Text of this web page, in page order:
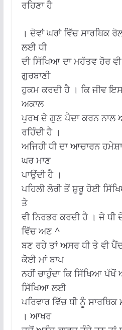
ਰਹਿਣਾ ਹੈ
। ਦੋਵਾਂ ਘਰਾਂ ਵਿੱਚ ਸਾਰਥਿਕ
ਲਈ ਧੀ
ਦੀ ਸਿੱਖਿਆ ਦਾ ਮਹੱਤਵ ਹੋਰ ਵੀ
ਗੁਰਬਾਣੀ
ਹੁਕਮ ਕਰਦੀ ਹੈ । ਕਿ ਜੀਵ
ਅਕਾਲ
ਪੁਰਖ ਦੇ ਗੁਣ ਪੈਦਾ ਕਰਨ ਨਾਲ
ਰਹਿੰਦੀ ਹੈ ।
ਅਜਿਹੀ ਧੀ ਦਾ ਆਚਾਰਨ
ਘਰ ਮਾਣ
ਪਾਉਂਦੀ ਹੈ ।
ਪਹਿਲੀ ਲੋਰੀ ਤੋਂ ਸ਼ੁਰੂ ਹੋਈ
ਤੇ
ਵੀ ਨਿਰਭਰ ਕਰਦੀ ਹੈ । ਜੇ ਧੀ
ਵਿੱਚ ਅਣ ^
ਬਣ ਰਹੇ ਤਾਂ ਅਸਰ ਧੀ ਤੇ ਵੀ
ਕੋਈ ਮਾਂ ਬਾਪ
ਨਹੀਂ ਚਾਹੁੰਦਾ ਕਿ ਸਿੱਖਿਆ ਪੱਖੋਂ
ਸਿੱਖਿਆ ਲਈ
ਪਰਿਵਾਰ ਵਿੱਚ ਧੀ ਨੂੰ
। ਆਖਰ